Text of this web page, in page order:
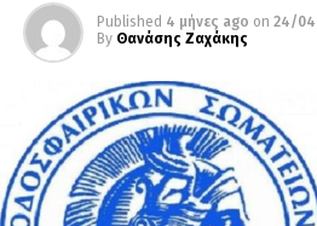
Published 4 μήνες ago on 24/
By Θανάσης Ζαχάκης